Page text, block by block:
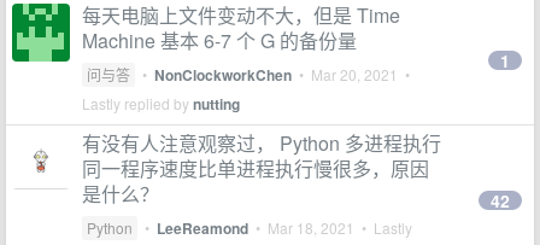
每天电脑上文件变动不大，但是 Time
Machine 基本 6-7 个 G 的备份量
问与答 • NonClockworkChen • Mar 20, 2021 •
Lastly replied bynutting
1
有没有人注意观察过， Python 多进程执行
同一程序速度比单进程执行慢很多，原因
是什么？
Python • LeeReamond • Mar 18, 2021 • Lastly
42